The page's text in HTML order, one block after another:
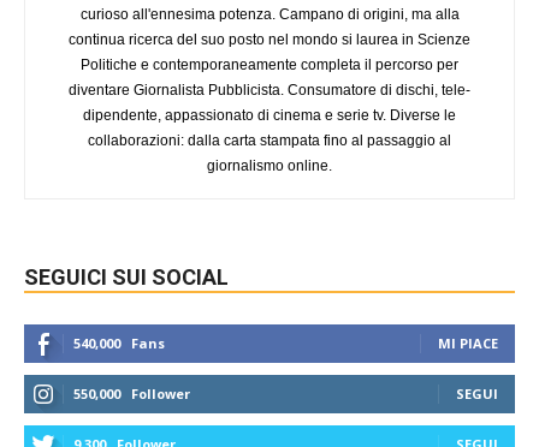
curioso all'ennesima potenza. Campano di origini, ma alla
continua ricerca del suo posto nel mondo si laurea in Scienze
Politiche e contemporaneamente completa il percorso per
diventare Giornalista Pubblicista. Consumatore di dischi, tele-
dipendente, appassionato di cinema e serie tv. Diverse le
collaborazioni: dalla carta stampata fino al passaggio al
giornalismo online.
SEGUICI SUI SOCIAL
540,000 Fans MI PIACE
550,000 Follower SEGUI